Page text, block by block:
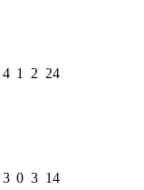
4 1 2 24
3 0 3 14